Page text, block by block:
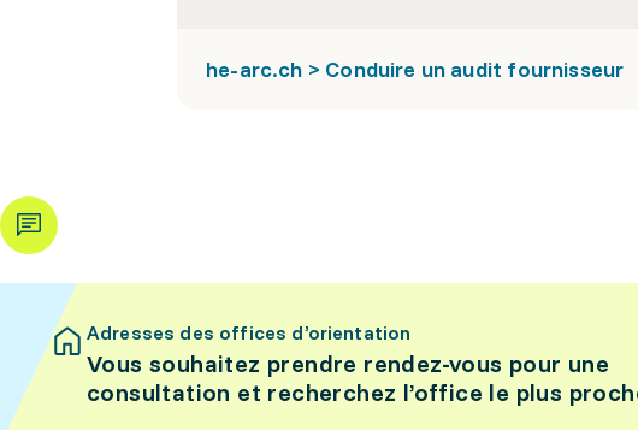
he-arc.ch > Conduire un audit fournisseur
Adresses des offices d’orientation
Vous souhaitez prendre rendez-vous pour une
consultation et recherchez l’office le plus